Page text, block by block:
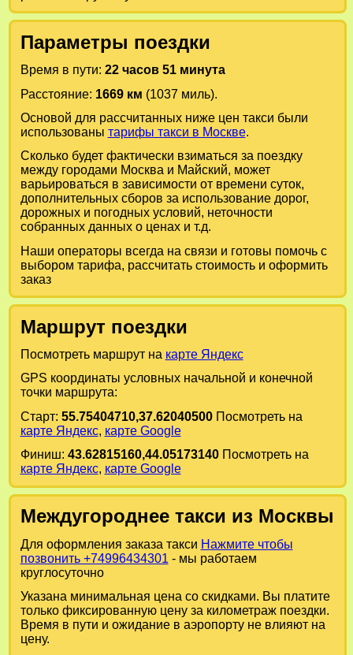
Параметры поездки
Время в пути: 22 часов 51 минута
Расстояние: 1669 км (1037 миль).
Основой для рассчитанных ниже цен такси были
использованы тарифы такси в Москве.
Сколько будет фактически взиматься за поездку
между городами Москваи Майский, может
варьироваться в зависимости от времени суток,
дополнительных сборов за использование дорог,
дорожных и погодных условий, неточности
собранных данных о ценах и т.д.
Наши операторы всегда на связи и готовы помочь с
выбором тарифа, рассчитать стоимость и оформить
заказ
Маршрут поездки
Посмотреть маршрут на карте Яндекс
GPS координаты условных начальной и конечной
точки маршрута:
Старт: 55.75404710,37.62040500Посмотреть на
карте Яндекс, карте Google
Финиш: 43.62815160,44.05173140Посмотреть на
карте Яндекс, карте Google
Междугороднее такси из Москвы
Для оформления заказа такси Нажмите чтобы
позвонить +74996434301 - мы работаем
круглосуточно
Указана минимальная цена со скидками. Вы платите
только фиксированную цену за километраж поездки.
Время в пути и ожидание в аэропорту не влияют на
цену.